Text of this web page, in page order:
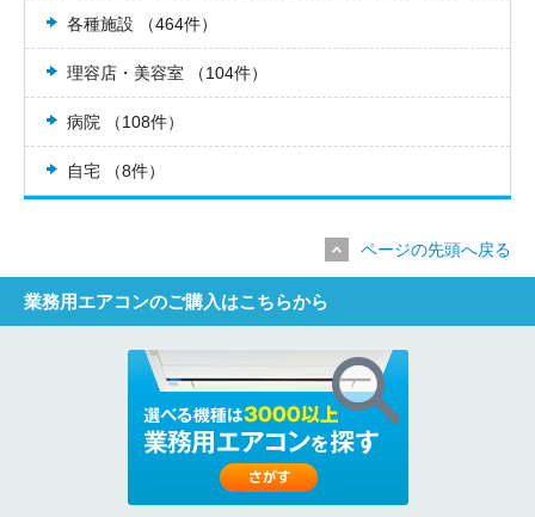
各種施設 （464件）
理容店・美容室 （104件）
病院 （108件）
自宅 （8件）
ページの先頭へ戻る
業務用エアコンのご購入はこちらから